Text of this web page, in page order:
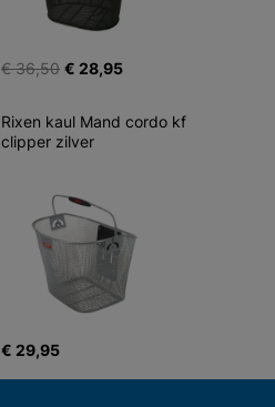
€ 36,50 € 28,95
Rixen kaul Mand cordo kf
clipper zilver
€ 29,95